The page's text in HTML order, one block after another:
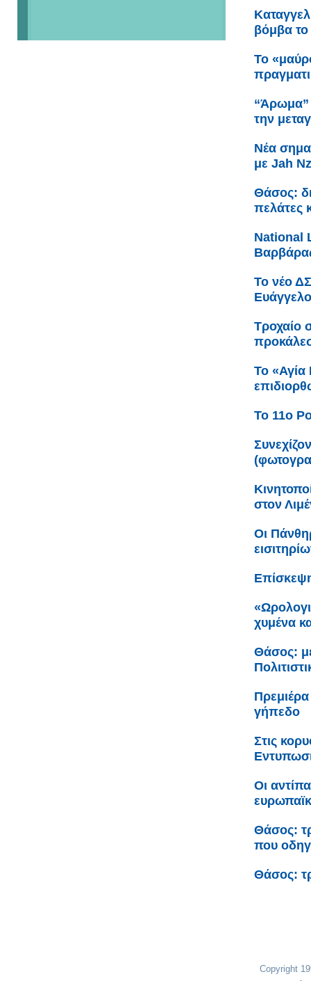
βόμβα το
Το
“Άρωμα”
την
Νέα
με Jah
Θάσος:
πελάτες
Νational
Το νέο
Τροχαίο
Το «Αγία
Το 11ο
στον
Οι
χυμένα
Θάσος:
γήπεδο
Στις
Οι
Θάσος:
που
Θάσος:
Copyright